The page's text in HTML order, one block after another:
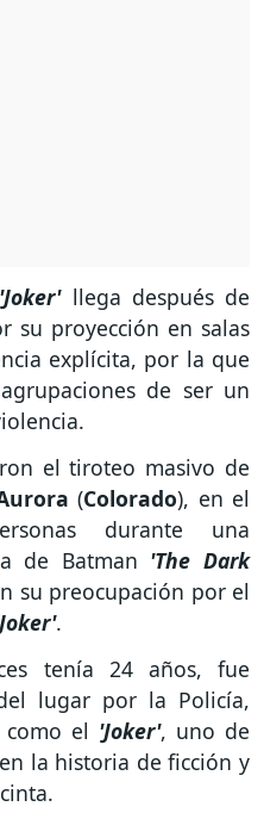
'Joker'llega después de
su proyección en salas
explícita, por la que
de ser un
el tiroteo masivo de
(Colorado), en el
durante una
de Batman 'The Dark
su preocupación por el
.
tenía 24 años, fue
lugar por la Policía,
el 'Joker', uno de
la historia de ficción y